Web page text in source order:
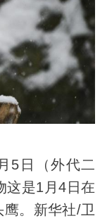
5日（外代二
这是1月4日在
。新华社/卫